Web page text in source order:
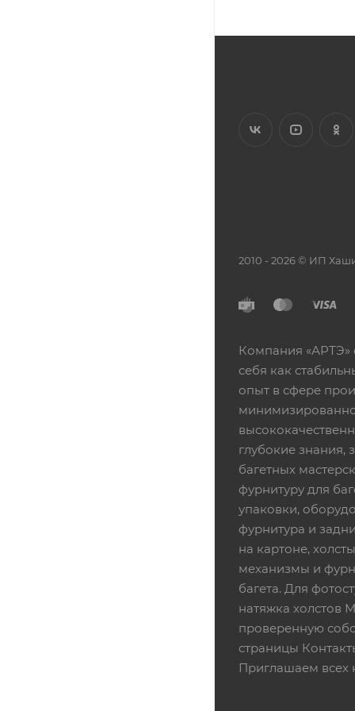
2010 - 2026 © ИП
Компания «АРТЭ»
себя как
опыт в сфере
глубокие
багетных
фурнитуру для
упаковки,
фурнитура и
на картоне,
механизмы и
багета. Для
натяжка холстов
проверенную
страницы
Приглашаем всех